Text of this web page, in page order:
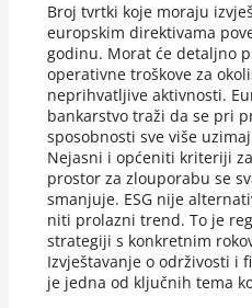
Broj tvrtki koje moraju
europskim direktivama
godinu. Morat će detaljno
operativne troškove za
neprihvatljive aktivnosti.
bankarstvo traži da se pri
sposobnosti sve više
Nejasni i općeniti kriteriji
prostor za zlouporabu se
smanjuje. ESG nije
niti prolazni trend. To je
strategiji s konkretnim
Izvještavanje o održivosti i
je jedna od ključnih tema